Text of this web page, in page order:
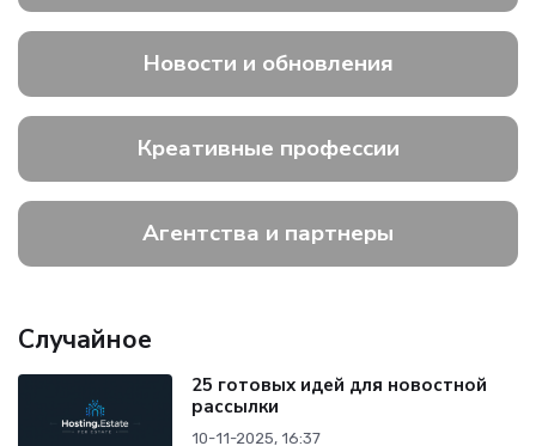
Новости и обновления
Креативные профессии
Агентства и партнеры
Случайное
25 готовых идей для новостной
рассылки
10-11-2025, 16:37